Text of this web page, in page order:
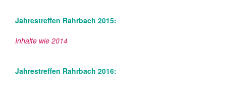
Jahrestreffen Rahrbach 2015:
Inhalte wie 2014
Jahrestreffen Rahrbach 2016: